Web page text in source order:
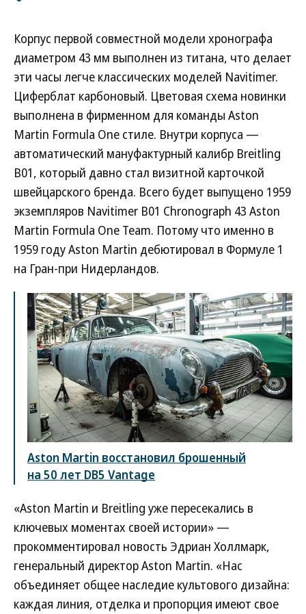
Корпус первой совместной модели хронографа
диаметром 43 мм выполнен из титана, что делает
эти часы легче классических моделей Navitimer.
Циферблат карбоновый. Цветовая схема новинки
выполнена в фирменном для команды Aston
Martin Formula One стиле. Внутри корпуса —
автоматический мануфактурный калибр Breitling
B01, который давно стал визитной карточкой
швейцарского бренда. Всего будет выпущено 1959
экземпляров Navitimer B01 Chronograph 43 Aston
Martin Formula One Team. Потому что именно в
1959 году Aston Martin дебютировал в Формуле 1
на Гран-при Нидерландов.
Aston Martin восстановил брошенный
на 50 лет DB5 Vantage
«Aston Martin и Breitling уже пересекались в
ключевых моментах своей истории» —
прокомментировал новость Эдриан Холлмарк,
генеральный директор Aston Martin. «Нас
объединяет общее наследие культового дизайна:
каждая линия, отделка и пропорция имеют свое